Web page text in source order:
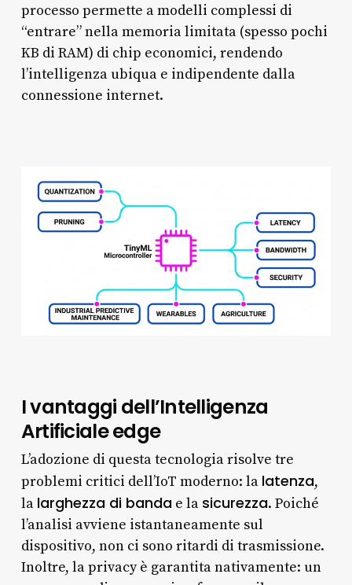
processo permette a modelli complessi di
“entrare” nella memoria limitata (spesso pochi
KB di RAM) di chip economici, rendendo
l’intelligenza ubiqua e indipendente dalla
connessione internet.
I vantaggi dell’Intelligenza
Artificiale edge
L’adozione di questa tecnologia risolve tre
problemi critici dell’IoT moderno: la latenza,
la larghezza di bandae la sicurezza. Poiché
l’analisi avviene istantaneamente sul
dispositivo, non ci sono ritardi di trasmissione.
Inoltre, la privacy è garantita nativamente: un